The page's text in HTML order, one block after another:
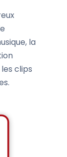
la
clips